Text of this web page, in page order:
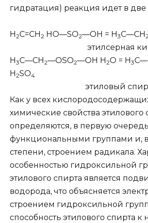
гидратация) реакция идет в две
H2C=CH2 HO—SO2—OH = H3C—CH
этилсерная
H3C—CH2—OSO2—OH H2O = H3
H2SO4
этиловый
Как у всех
химические свойства этилового
определяются, в первую
функциональными группами и, в
степени, строением радикала.
особенностью гидроксильной
этилового спирта является
водорода, что объясняется
строением гидроксильной
способность этилового спирта к